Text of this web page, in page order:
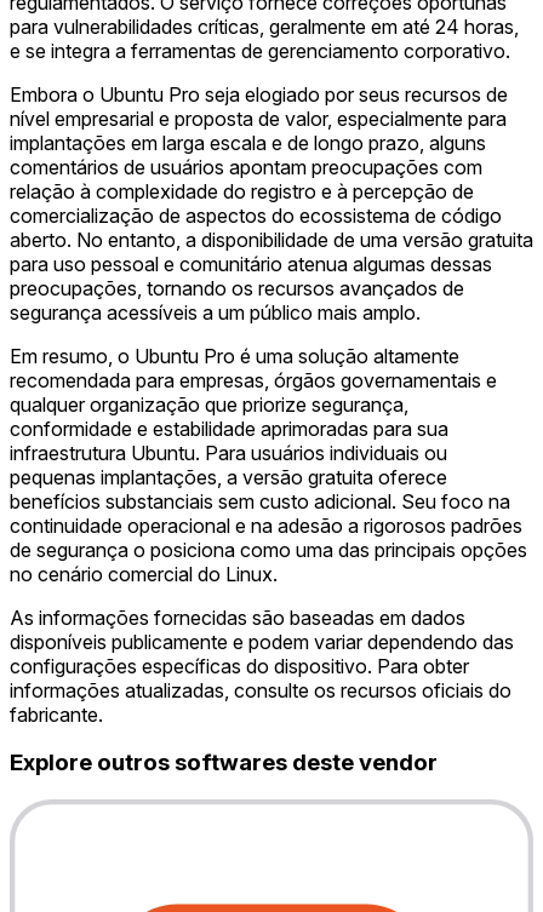
para vulnerabilidades críticas, geralmente em até 24 horas,
e se integra a ferramentas de gerenciamento corporativo.
Embora o Ubuntu Pro seja elogiado por seus recursos de
nível empresarial e proposta de valor, especialmente para
implantações em larga escala e de longo prazo, alguns
comentários de usuários apontam preocupações com
relação à complexidade do registro e à percepção de
comercialização de aspectos do ecossistema de código
aberto. No entanto, a disponibilidade de uma versão gratuita
para uso pessoal e comunitário atenua algumas dessas
preocupações, tornando os recursos avançados de
segurança acessíveis a um público mais amplo.
Em resumo, o Ubuntu Pro é uma solução altamente
recomendada para empresas, órgãos governamentais e
qualquer organização que priorize segurança,
conformidade e estabilidade aprimoradas para sua
infraestrutura Ubuntu. Para usuários individuais ou
pequenas implantações, a versão gratuita oferece
benefícios substanciais sem custo adicional. Seu foco na
continuidade operacional e na adesão a rigorosos padrões
de segurança o posiciona como uma das principais opções
no cenário comercial do Linux.
As informações fornecidas são baseadas em dados
disponíveis publicamente e podem variar dependendo das
configurações específicas do dispositivo. Para obter
informações atualizadas, consulte os recursos oficiais do
fabricante.
Explore outros softwares deste vendor